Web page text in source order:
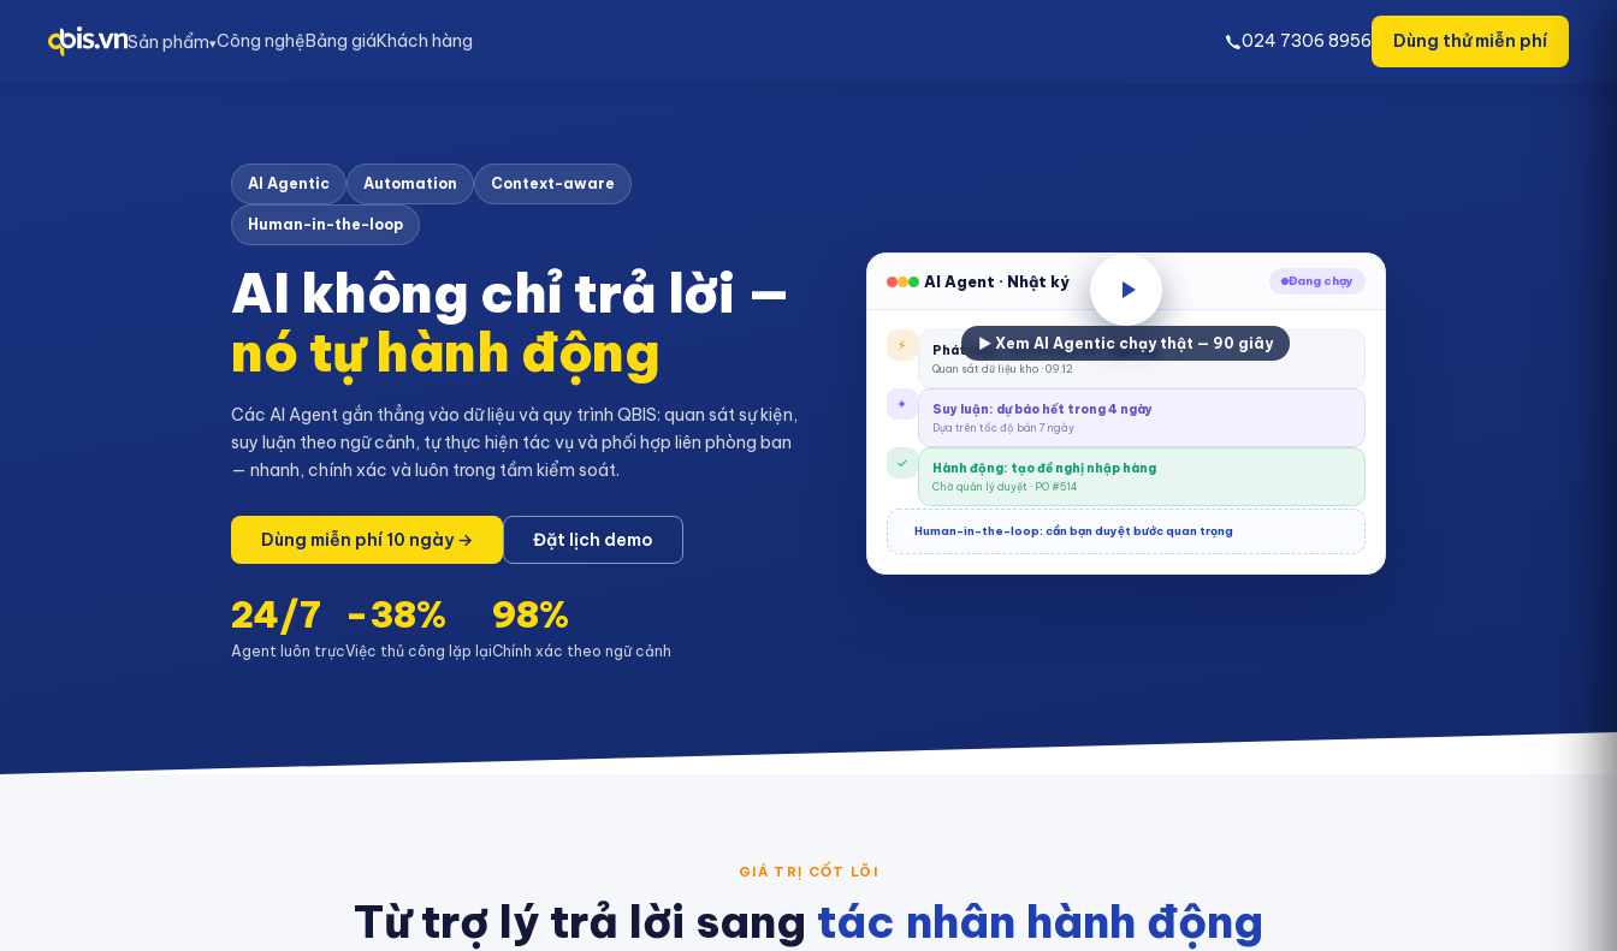
Sản phẩm▾Công nghệBảng giáKhách hàng 024 7306 8956 Dùng thử miễn phí
AI Agentic Automation Context-aware
Human-in-the-loop
AI không chỉ trả lời —
nó tự hành động
Các AI Agent gắn thẳng vào dữ liệu và quy trình QBIS: quan sát sự kiện,
suy luận theo ngữ cảnh, tự thực hiện tác vụ và phối hợp liên phòng ban
— nhanh, chính xác và luôn trong tầm kiểm soát.
Dùng miễn phí 10 ngày → Đặt lịch demo
24/7
Agent luôn trực
−38%
Việc thủ công lặp lại
98%
Chính xác theo ngữ cảnh
▶ Xem AI Agentic chạy thật — 90 giây
AI Agent · Nhật ký Đang chạy
⚡ Phát hiện: Tồn iPhone 15 < ngưỡng
Quan sát dữ liệu kho · 09:12
✦ Suy luận: dự báo hết trong 4 ngày
Dựa trên tốc độ bán 7 ngày
✓ Hành động: tạo đề nghị nhập hàng
Chờ quản lý duyệt · PO #514
Human-in-the-loop: cần bạn duyệt bước quan trọng
GIÁ TRỊ CỐT LÕI
Từ trợ lý trả lời sang tác nhân hành động